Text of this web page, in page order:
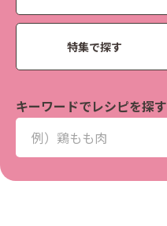
特集で探す
キーワードでレシピを探す